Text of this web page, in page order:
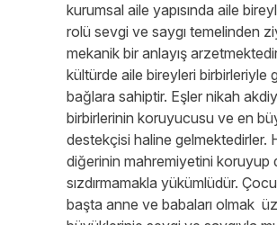
kurumsal aile yapısında aile
rolü sevgi ve saygı temelinden
mekanik bir anlayış
kültürde aile bireyleri birbirleriyle
bağlara sahiptir. Eşler nikah
birbirlerinin koruyucusu ve en
destekçisi haline gelmektedirler.
diğerinin mahremiyetini koruyup
sızdırmamakla yükümlüdür.
başta anne ve babaları olmak